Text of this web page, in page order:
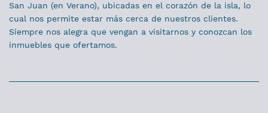
San Juan (en Verano), ubicadas en el corazón de la isla, lo
cual nos permite estar más cerca de nuestros clientes.
Siempre nos alegra que vengan a visitarnos y conozcan los
inmuebles que ofertamos.